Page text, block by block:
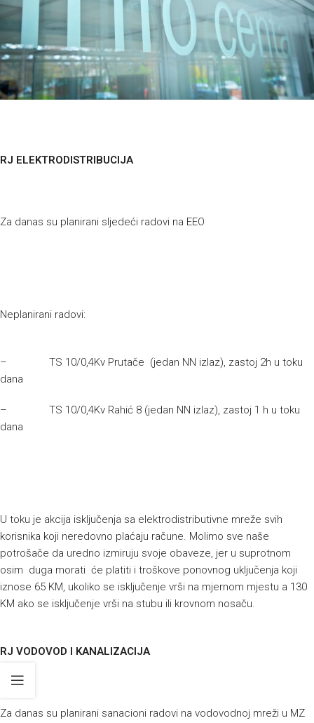
RJ ELEKTRODISTRIBUCIJA
Za danas su planirani sljedeći radovi na EEO
Neplanirani radovi:
– TS 10/0,4Kv Prutače (jedan NN izlaz), zastoj 2h u toku
dana
– TS 10/0,4Kv Rahić 8 (jedan NN izlaz), zastoj 1 h u toku
dana
U toku je akcija isključenja sa elektrodistributivne mreže svih
korisnika koji neredovno plaćaju račune. Molimo sve naše
potrošače da uredno izmiruju svoje obaveze, jer u suprotnom
osim duga morati će platiti i troškove ponovnog uključenja koji
iznose 65 KM, ukoliko se isključenje vrši na mjernom mjestu a 130
KM ako se isključenje vrši na stubu ili krovnom nosaču.
RJ VODOVOD I KANALIZACIJA
Za danas su planirani sanacioni radovi na vodovodnoj mreži u MZ